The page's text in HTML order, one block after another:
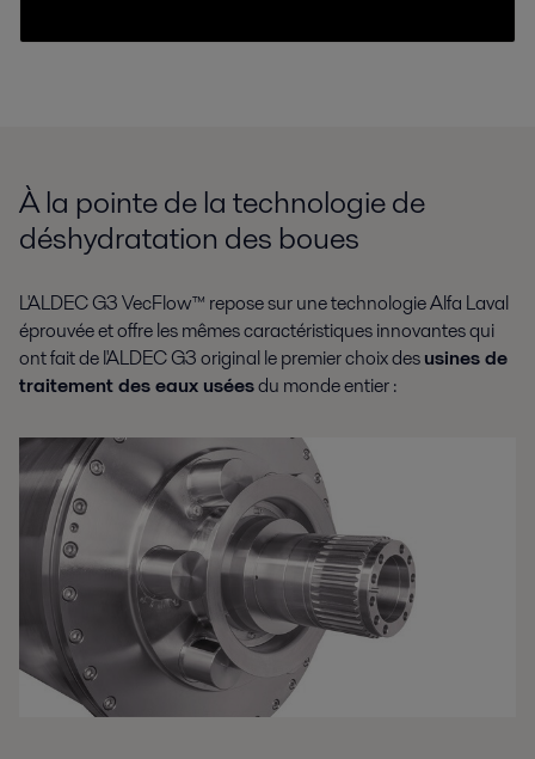
À la pointe de la technologie de
déshydratation des boues
L'ALDEC G3 VecFlow™ repose sur une technologie Alfa Laval
éprouvée et offre les mêmes caractéristiques innovantes qui
ont fait de l'ALDEC G3 original le premier choix desusines de
traitement des eaux uséesdu monde entier :